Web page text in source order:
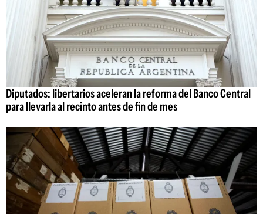
Diputados: libertarios aceleran la reforma del Banco Central
para llevarla al recinto antes de fin de mes